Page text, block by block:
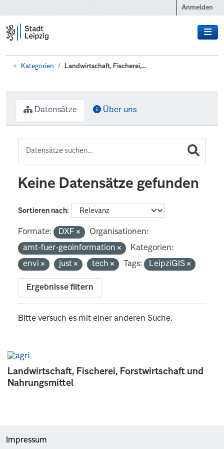
Anmelden
Kategorien Landwirtschaft, Fischerei,...
Landwirtschaft, Fischerei, Forstwirtschaft und
Nahrungsmittel
Datensätze Über uns
Keine Datensätze gefunden
Sortieren nach
Formate: DXF
Organisationen:
amt-fuer-geoinformation
Kategorien:
envi
just tech Tags: LeipziGIS
Ergebnisse filtern
Bitte versuch es mit einer anderen Suche.
Impressum